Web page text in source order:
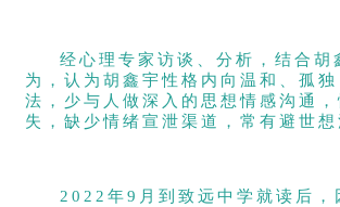
经心理专家访谈、分析，结合胡
为，认为胡鑫宇性格内向温和、孤
法，少与人做深入的思想情感沟通
失，缺少情绪宣泄渠道，常有避世想
2022年9月到致远中学就读后，